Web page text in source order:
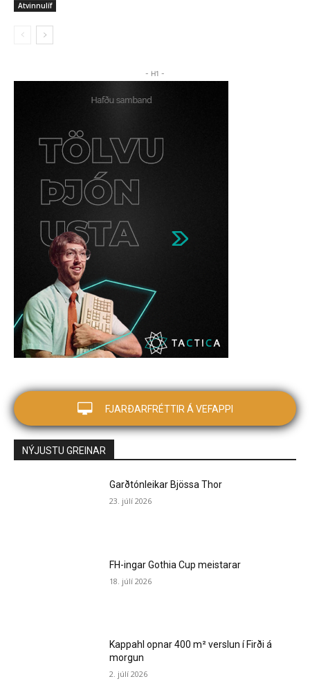
Atvinnulíf
- H1 -
FJARÐARFRÉTTIR Á VEFAPPI
NÝJUSTU GREINAR
Garðtónleikar Bjössa Thor
23. júlí 2026
FH-ingar Gothia Cup meistarar
18. júlí 2026
Kappahl opnar 400 m² verslun í Firði á
morgun
2. júlí 2026